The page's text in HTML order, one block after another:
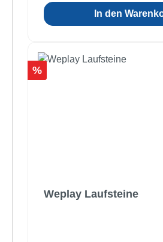
In den
Rabatt
%
Weplay Laufsteine